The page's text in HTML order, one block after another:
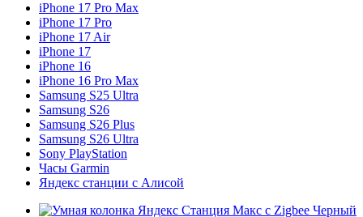
iPhone 17 Pro Max
iPhone 17 Pro
iPhone 17 Air
iPhone 17
iPhone 16
iPhone 16 Pro Max
Samsung S25 Ultra
Samsung S26
Samsung S26 Plus
Samsung S26 Ultra
Sony PlayStation
Часы Garmin
Яндекс станции с Алисой